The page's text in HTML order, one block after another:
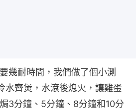
幾耐時間，我們做了個小測
水齊煲，水滾後熄火，讓雞蛋
3分鐘、5分鐘、8分鐘和10分